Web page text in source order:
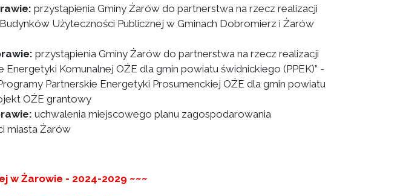
przystąpienia Gminy Żarów do partnerstwa na rzecz realizacji
Użyteczności Publicznej w Gminach Dobromierz i Żarów
przystąpienia Gminy Żarów do partnerstwa na rzecz realizacji
Komunalnej OŹE dla gmin powiatu świdnickiego (PPEK)” -
Partnerskie Energetyki Prosumenckiej OŹE dla gmin powiatu
OŹE grantowy
uchwalenia miejscowego planu zagospodarowania
miasta Żarów
w Żarowie - 2024-2029 ~~~